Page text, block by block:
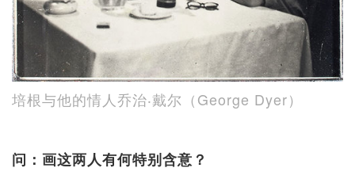
培根与他的情人乔治‧戴尔（George Dyer）
问：画这两人有何特别含意？